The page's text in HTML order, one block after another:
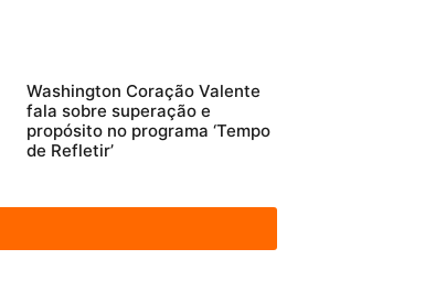
Washington Coração Valente
fala sobre superação e
propósito no programa ‘Tempo
de Refletir’